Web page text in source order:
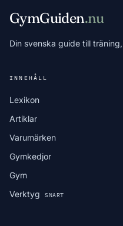
GymGuiden.nu
Din svenska guide till
INNEHÅLL
Lexikon
Artiklar
Varumärken
Gymkedjor
Gym
Verktyg
SNART